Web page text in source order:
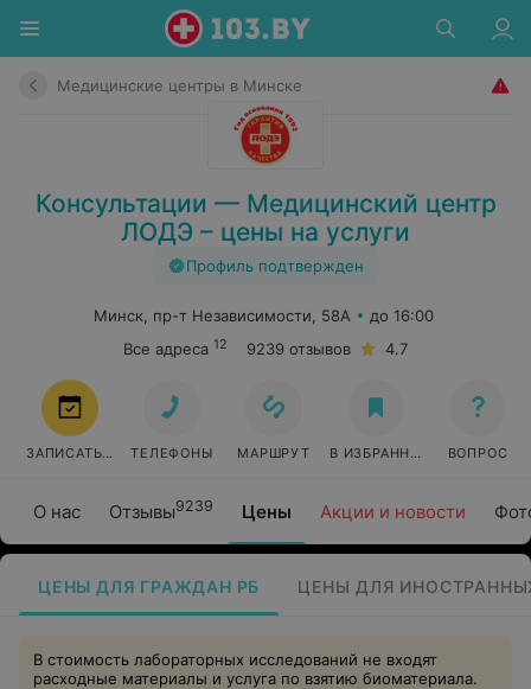
Медицинские центры в Минске
Консультации — Медицинский центр
ЛОДЭ – цены на услуги
Профиль подтвержден
О нас Отзывы9239 Цены Акции и новости
Минск, пр-т Независимости, 58А
до 16:00
Все адреса 12 9239 отзывов 4.7
ЗАПИСАТЬСЯ ТЕЛЕФОНЫ МАРШРУТ В ИЗБРАННОЕ ВОПРОС
ЦЕНЫ ДЛЯ ГРАЖДАН РБ ЦЕНЫ ДЛЯ
В стоимость лабораторных исследований не входят
расходные материалы и услуга по взятию биоматериала.